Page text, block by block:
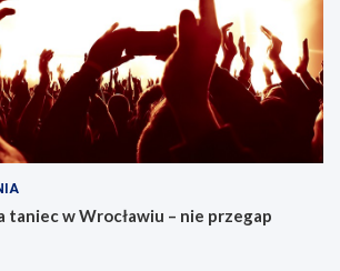
taniec w Wrocławiu – nie przegap